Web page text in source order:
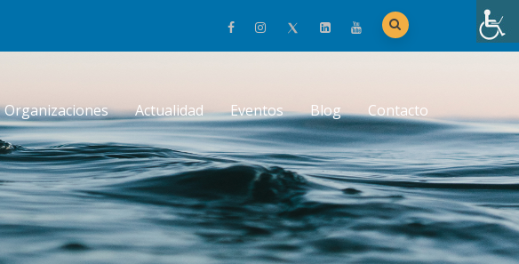
Organizaciones Actualidad Eventos Blog Contacto